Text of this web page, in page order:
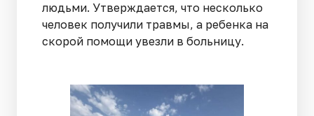
людьми. Утверждается, что несколько
человек получили травмы, а ребенка на
скорой помощи увезли в больницу.